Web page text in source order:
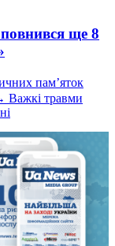
ще 8
пам’яток
Важкі травми